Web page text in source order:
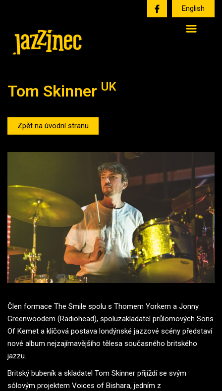
English
Tom Skinner UK
Zpět na úvodní stranu
Člen formace The Smile spolu s Thomem Yorkem a Jonny
Greenwoodem (Radiohead), spoluzakladatel průlomových Sons
Of Kemet a klíčová postava londýnské jazzové scény představí
nové album nejzajímavějšího tělesa současného britského
jazzu.
Britský bubeník a skladatel Tom Skinner přijíždí se svým
sólovým projektem Voices of Bishara, jedním z